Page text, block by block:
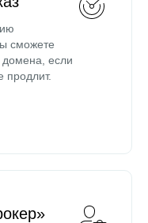
сможете
домена, если
продлит.